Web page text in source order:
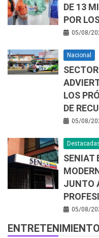
DE 13
POR
05/08/
Nacional
LOS
DE
05/08/
SENIAT
JUNTO
05/08/
ENTRETENIMIENTO